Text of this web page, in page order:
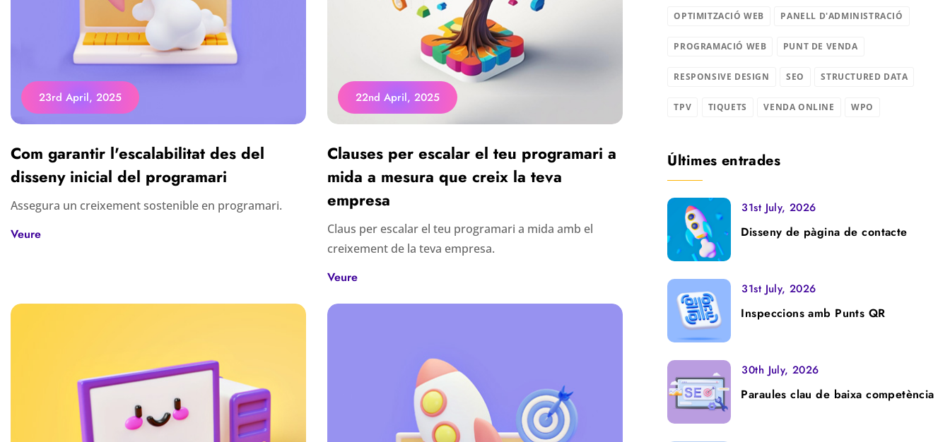
23rd April, 2025
Com garantir l'escalabilitat des del
disseny inicial del programari
Assegura un creixement sostenible en programari.
Veure
22nd April, 2025
Clauses per escalar el teu programari a
mida a mesura que creix la teva
empresa
Claus per escalar el teu programari a mida amb el
creixement de la teva empresa.
Veure
OPTIMITZACIÓ WEB PANELL D'ADMINISTRACIÓ
PROGRAMACIÓ WEB PUNT DE VENDA
RESPONSIVE DESIGN SEO STRUCTURED DATA
TPV TIQUETS VENDA ONLINE WPO
Últimes entrades
31st July, 2026
Disseny de pàgina de contacte
31st July, 2026
Inspeccions amb Punts QR
30th July, 2026
Paraules clau de baixa competència